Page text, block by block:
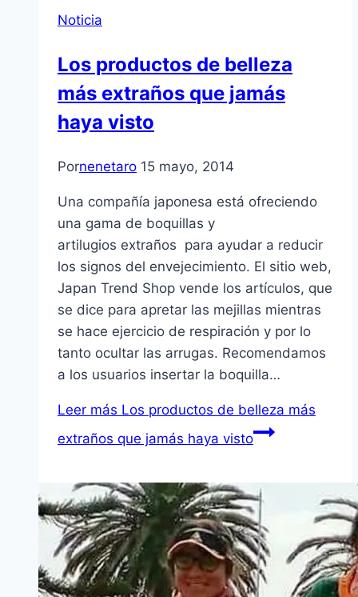
Noticia
Los productos de belleza
más extraños que jamás
haya visto
Pornenetaro 15 mayo, 2014
Una compañía japonesa está ofreciendo
una gama de boquillas y
artilugios extraños para ayudar a reducir
los signos del envejecimiento. El sitio web,
Japan Trend Shop vende los artículos, que
se dice para apretar las mejillas mientras
se hace ejercicio de respiración y por lo
tanto ocultar las arrugas. Recomendamos
a los usuarios insertar la boquilla…
Leer más Los productos de belleza más
extraños que jamás haya visto